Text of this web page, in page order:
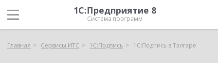
1С:Предприятие 8
Система программ
Главная Сервисы ИТС 1С:Подпись 1С:Подпись в Талгаре